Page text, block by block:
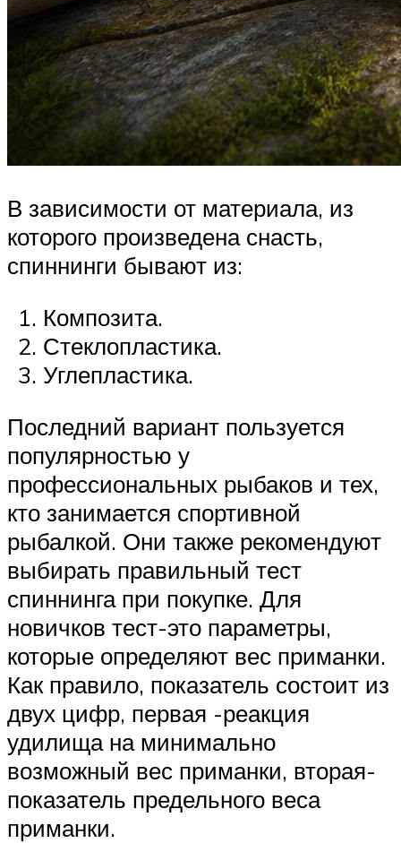
В зависимости от материала, из
которого произведена снасть,
спиннинги бывают из:
Композита.
Стеклопластика.
Углепластика.
Последний вариант пользуется
популярностью у
профессиональных рыбаков и тех,
кто занимается спортивной
рыбалкой. Они также рекомендуют
выбирать правильный тест
спиннинга при покупке. Для
новичков тест-это параметры,
которые определяют вес приманки.
Как правило, показатель состоит из
двух цифр, первая -реакция
удилища на минимально
возможный вес приманки, вторая-
показатель предельного веса
приманки.